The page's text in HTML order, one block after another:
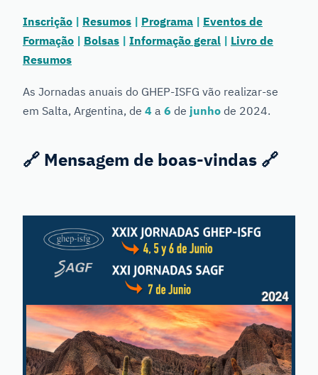
Inscrição | Resumos | Programa | Eventos de
Formação | Bolsas | Informação geral | Livro de
Resumos
As Jornadas anuais do GHEP-ISFG vão realizar-se
em Salta, Argentina, de 4 a 6 de junho de 2024.
🔗 Mensagem de boas-vindas 🔗